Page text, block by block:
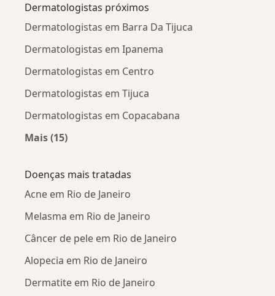
Dermatologistas próximos
Dermatologistas em Barra Da Tijuca
Dermatologistas em Ipanema
Dermatologistas em Centro
Dermatologistas em Tijuca
Dermatologistas em Copacabana
Mais (15)
Doenças mais tratadas
Acne em Rio de Janeiro
Melasma em Rio de Janeiro
Câncer de pele em Rio de Janeiro
Alopecia em Rio de Janeiro
Dermatite em Rio de Janeiro